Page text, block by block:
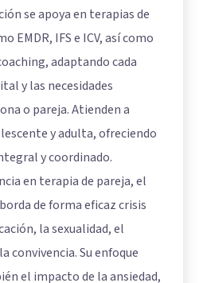
se apoya en terapias de
EMDR, IFS e ICV, así como
adaptando cada
y las necesidades
o pareja. Atienden a
y adulta, ofreciendo
y coordinado.
en terapia de pareja, el
de forma eficaz crisis
la sexualidad, el
convivencia. Su enfoque
el impacto de la ansiedad,